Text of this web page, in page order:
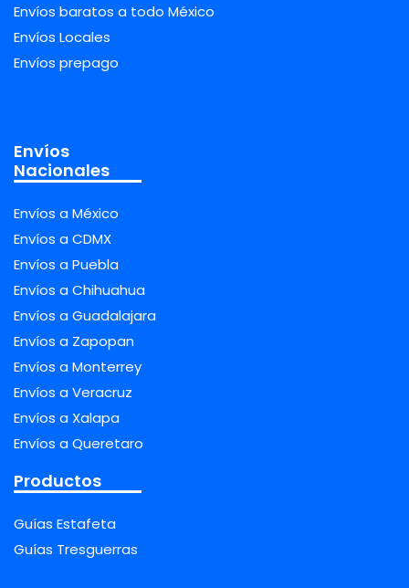
Envíos baratos a todo México
Envíos Locales
Envíos prepago
Envíos
Nacionales
Envíos a México
Envíos a CDMX
Envíos a Puebla
Envíos a Chihuahua
Envíos a Guadalajara
Envíos a Zapopan
Envíos a Monterrey
Envíos a Veracruz
Envíos a Xalapa
Envíos a Queretaro
Productos
Guías Estafeta
Guías Tresguerras